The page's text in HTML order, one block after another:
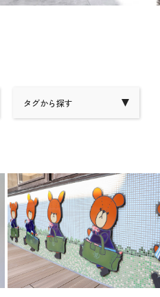
タグから探す